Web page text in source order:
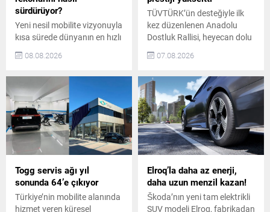
sürdürüyor?
Yeni nesil mobilite vizyonuyla
kısa sürede dünyanın en hızlı
markalarından biri haline
performansındaki güçlü
yükselişini temmuz ayında
da sürdürdü. Markanın
temmuz ayındaki küresel
satışları, geçen yılın aynı
dönemine göre %148,9
artarak 69 bin 739 adede
ulaştı. Böylece OMODA |
JAECOO, üst üste...
08.08.2026
TÜVTÜRK’ün desteğiyle ilk
kez düzenlenen Anadolu
Dostluk Rallisi, heyecan dolu
sürdürüyor. Ege ve Batı
ralli, beşinci durağı olan
Pamukkale’ye ulaştı.
Katılımcılar, yolculuk
boyunca kültürel keşifleri ve
iyilik duraklarında
gerçekleştirilen sosyal fayda
odaklı etkinlikleri bir araya
getirdi. Anadolu Dostluk
Rallisi’nin İlk Yarı Etabı
Tamamlandı TÜVTÜRK ve...
07.08.2026
Togg servis ağı yıl
sonunda 64’e çıkıyor
Türkiye’nin mobilite alanında
hizmet veren küresel
Elroq’la daha az enerji,
daha uzun menzil kazan!
Škoda’nın yeni tam elektrikli
SUV modeli Elroq, fabrikadan